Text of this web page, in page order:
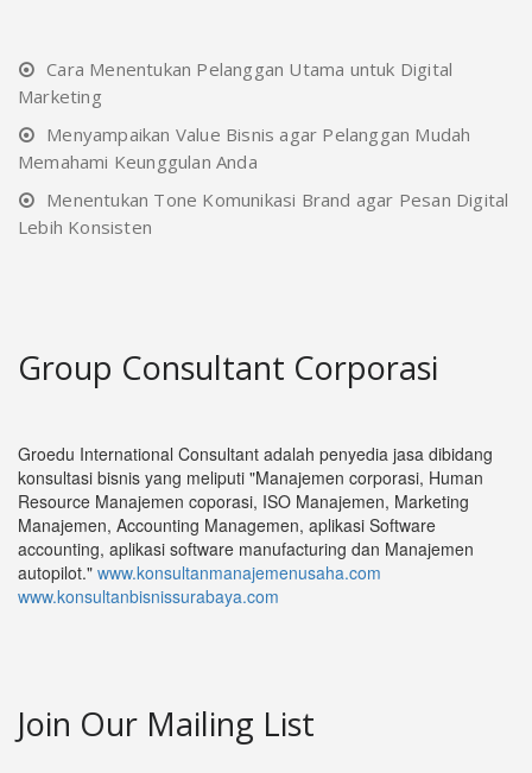
Cara Menentukan Pelanggan Utama untuk Digital
Marketing
Menyampaikan Value Bisnis agar Pelanggan Mudah
Memahami Keunggulan Anda
Menentukan Tone Komunikasi Brand agar Pesan Digital
Lebih Konsisten
Group Consultant Corporasi
Groedu International Consultant adalah penyedia jasa dibidang
konsultasi bisnis yang meliputi "Manajemen corporasi, Human
Resource Manajemen coporasi, ISO Manajemen, Marketing
Manajemen, Accounting Managemen, aplikasi Software
accounting, aplikasi software manufacturing dan Manajemen
autopilot." www.konsultanmanajemenusaha.com
www.konsultanbisnissurabaya.com
Join Our Mailing List